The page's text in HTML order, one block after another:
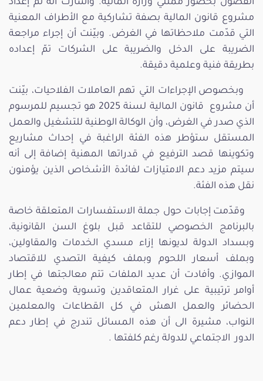
الفصول بحضور ممثلي وزارة المالية. وأشارت أنه تم إعداد
مشروع قانون المالية بصفة تشاركية مع الأطراف المعنية
التي قدّمت ملاحظاتها في الغرض. وبيّنت أن إجراء مراجعة
الضريبة على الدخل والضريبة على الشركات تمّ إعداده
بطريقة فنية وعلمية دقيقة.
وبخصوص الإجراءات التي تهم العاملات الفلاحيات، بيّنت
أن مشروع قانون المالية لسنة 2025 هو تجسيم للمرسوم
الذي صدر في الغرض، وأن الوكالة الوطنية للتشغيل والعمل
المستقل ستؤطر هذه الفئة الراغبة في إحداث مشاريع
وتكوينها قصد الترفيع في قدراتها المهنية إضافة إلى أنه
سيتم مزيد دعم الامتيازات لفائدة الأشخاص الذين يؤمنون
نقل هذه الفئة.
وقدّمت إجابات حول جملة الاستفسارات المتعلقة خاصة
بالبرنامج الخصوصي للتقاعد قبل بلوغ السن القانونية،
وبسداد الدولة لديونها إزاء مسدي الخدمات والمقاولين،
وبملف أسعار اللحوم وبملف كيفية التصدي للاقتصاد
الموازي. وأفادت أن عديد الملفات تتم معالجتها في إطار
أوامر ترتيبية على غرار المتعاقدين وتسوية وضعية عمال
الحضائر والعمل الهش في كل القطاعات والمعلمين
النواب، مشيرة الى أن هذه المسائل تندرج في إطار دعم
الدور الاجتماعي للدولة رغم كلفتها .